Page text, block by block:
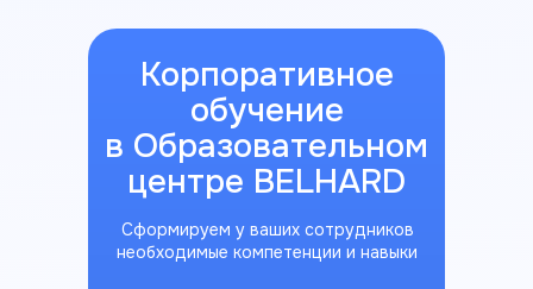
Корпоративное
обучение
в Образовательном
центре BELHARD
Сформируем у ваших сотрудников
необходимые компетенции и навыки